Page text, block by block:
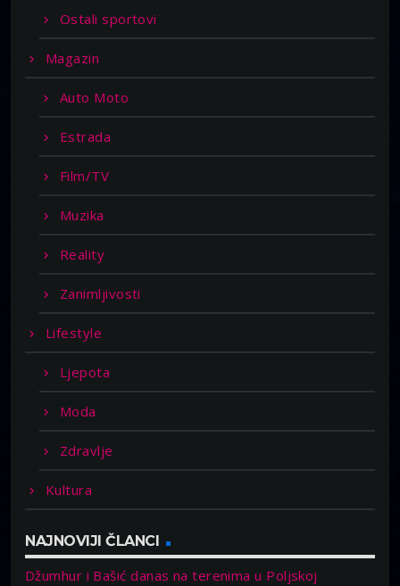
Ostali sportovi
Magazin
Auto Moto
Estrada
Film/TV
Muzika
Reality
Zanimljivosti
Lifestyle
Ljepota
Moda
Zdravlje
Kultura
NAJNOVIJI ČLANCI
Džumhur i Bašić danas na terenima u Poljskoj